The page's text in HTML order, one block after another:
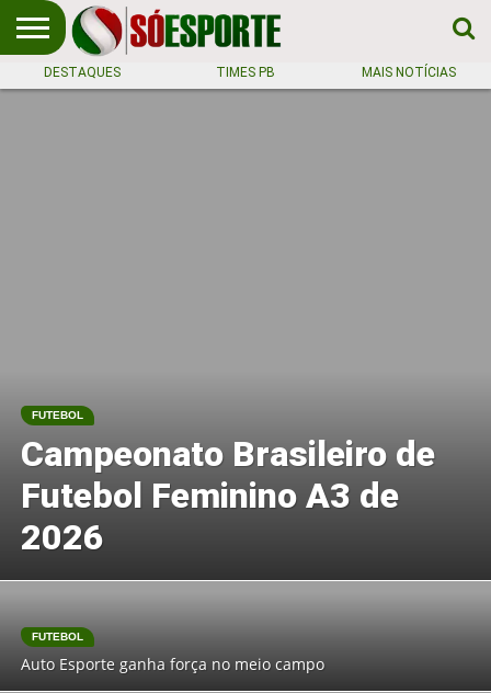
NOTÍCIA
ESPORTIVA
O SÓ
NOTÍCIAS
APOSTAS
DESTAQUES TIMES PB MAIS NOTÍCIAS
FUTEBOL
Campeonato Brasileiro de
Futebol Feminino A3 de
2026
FUTEBOL
Auto Esporte ganha força no meio campo